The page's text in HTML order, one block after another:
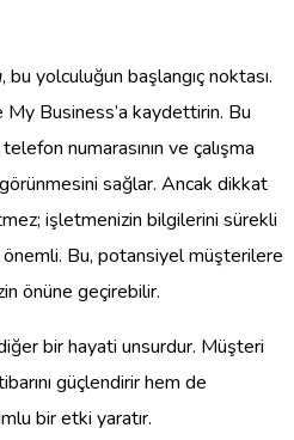
, bu yolculuğun başlangıç noktası.
Business’a kaydettirin. Bu
numarasının ve çalışma
sağlar. Ancak dikkat
işletmenizin bilgilerini sürekli
Bu, potansiyel müşterilere
önüne geçirebilir.
bir hayati unsurdur. Müşteri
güçlendirir hem de
bir etki yaratır.